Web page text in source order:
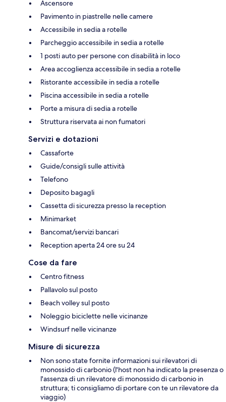
Ascensore
Pavimento in piastrelle nelle camere
Accessibile in sedia a rotelle
Parcheggio accessibile in sedia a rotelle
1 posti auto per persone con disabilità in loco
Area accoglienza accessibile in sedia a rotelle
Ristorante accessibile in sedia a rotelle
Piscina accessibile in sedia a rotelle
Porte a misura di sedia a rotelle
Struttura riservata ai non fumatori
Servizi e dotazioni
Cassaforte
Guide/consigli sulle attività
Telefono
Deposito bagagli
Cassetta di sicurezza presso la reception
Minimarket
Bancomat/servizi bancari
Reception aperta 24 ore su 24
Cose da fare
Centro fitness
Pallavolo sul posto
Beach volley sul posto
Noleggio biciclette nelle vicinanze
Windsurf nelle vicinanze
Misure di sicurezza
Non sono state fornite informazioni sui rilevatori di
monossido di carbonio (l'host non ha indicato la presenza o
l'assenza di un rilevatore di monossido di carbonio in
struttura; ti consigliamo di portare con te un rilevatore da
viaggio)